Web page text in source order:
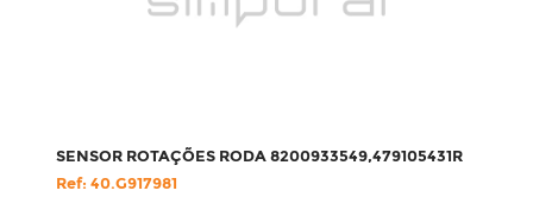
SENSOR ROTAÇÕES RODA 8200933549,479105431R
Ref: 40.G917981